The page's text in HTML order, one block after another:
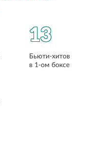
13
Бьюти-хитов
в 1-ом боксе